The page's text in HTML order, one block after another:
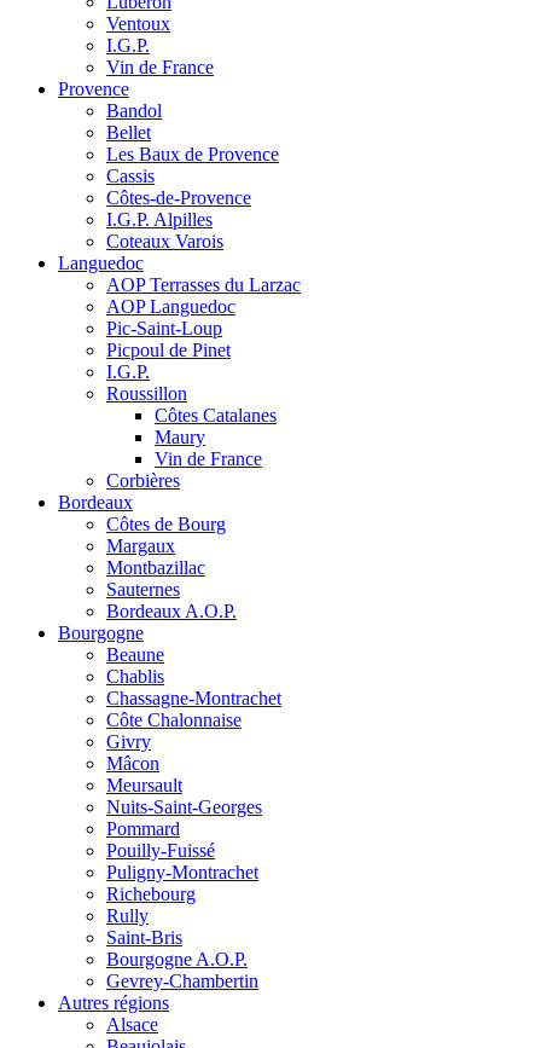
Ventoux
I.G.P.
Vin de France
Provence
Bandol
Bellet
Les Baux de Provence
Cassis
Côtes-de-Provence
I.G.P. Alpilles
Coteaux Varois
Languedoc
AOP Terrasses du Larzac
AOP Languedoc
Pic-Saint-Loup
Picpoul de Pinet
I.G.P.
Roussillon
Côtes Catalanes
Maury
Vin de France
Corbières
Bordeaux
Côtes de Bourg
Margaux
Montbazillac
Sauternes
Bordeaux A.O.P.
Bourgogne
Beaune
Chablis
Chassagne-Montrachet
Côte Chalonnaise
Givry
Mâcon
Meursault
Nuits-Saint-Georges
Pommard
Pouilly-Fuissé
Puligny-Montrachet
Richebourg
Rully
Saint-Bris
Bourgogne A.O.P.
Gevrey-Chambertin
Autres régions
Alsace